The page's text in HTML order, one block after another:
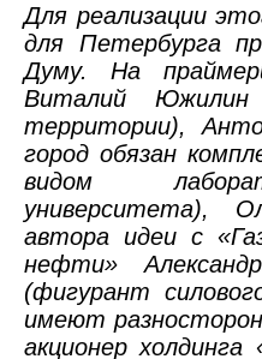
Для реализации
для Петербурга
Думу. На
Виталий Южилин
территории),
город обязан
видом
университета),
автора идеи с
нефти»
(фигурант
имеют
акционер